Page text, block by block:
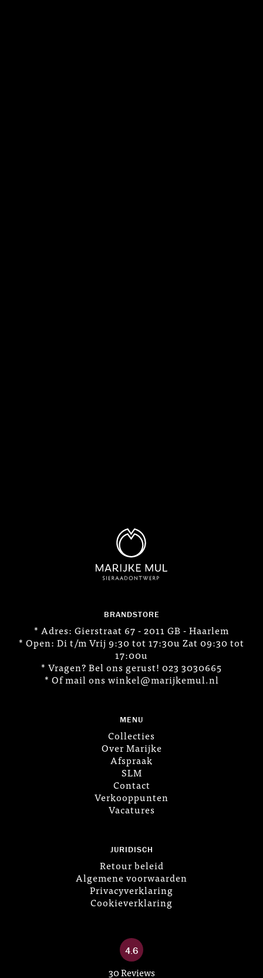
BRANDSTORE
* Adres: Gierstraat 67 - 2011 GB - Haarlem
* Open: Di t/m Vrij 9:30 tot 17:30u Zat 09:30 tot
17:00u
* Vragen? Bel ons gerust! 023 3030665
* Of mail ons winkel@marijkemul.nl
MENU
Collecties
Over Marijke
Afspraak
SLM
Contact
Verkooppunten
Vacatures
JURIDISCH
Retour beleid
Algemene voorwaarden
Privacyverklaring
Cookieverklaring
4.6
30 Reviews